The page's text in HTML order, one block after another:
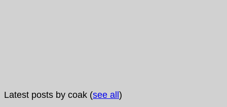
Latest posts by coak (see all )